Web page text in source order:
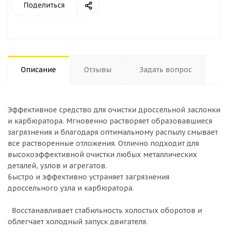
Поделиться
Описание Отзывы Задать вопрос
Эффективное средство для очистки дроссельной заслонки
и карбюратора. Мгновенно растворяет образовавшиеся
загрязнения и благодаря оптимальному распылу смывает
все растворенные отложения. Отлично подходит для
высокоэффективной очистки любых металлических
деталей, узлов и агрегатов.
Быстро и эффективно устраняет загрязнения
дроссельного узла и карбюратора.
Восстанавливает стабильность холостых оборотов и
облегчает холодный запуск двигателя.